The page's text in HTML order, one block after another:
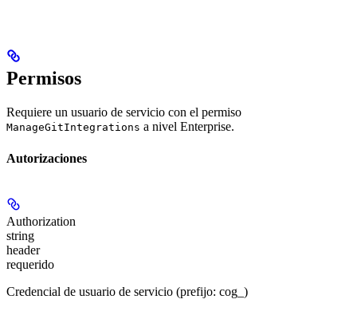
Permisos
Requiere un usuario de servicio con el permiso
ManageGitIntegrations a nivel Enterprise.
Autorizaciones
Authorization
string
header
requerido
Credencial de usuario de servicio (prefijo: cog_)